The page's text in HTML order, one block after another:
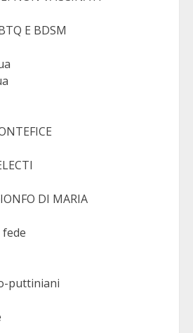
E BDSM
DI MARIA
puttiniani